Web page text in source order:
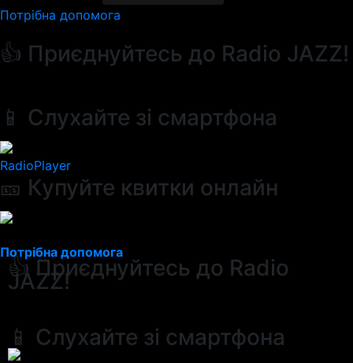
Потрібна допомога
👍 Приєднуйтесь до Radio JAZZ!
📱 Слухайте зі смартфона
RadioPlayer
🎫 Купуйте квитки онлайн
Потрібна допомога
👍 Приєднуйтесь до Radio
JAZZ!
📱 Слухайте зі смартфона